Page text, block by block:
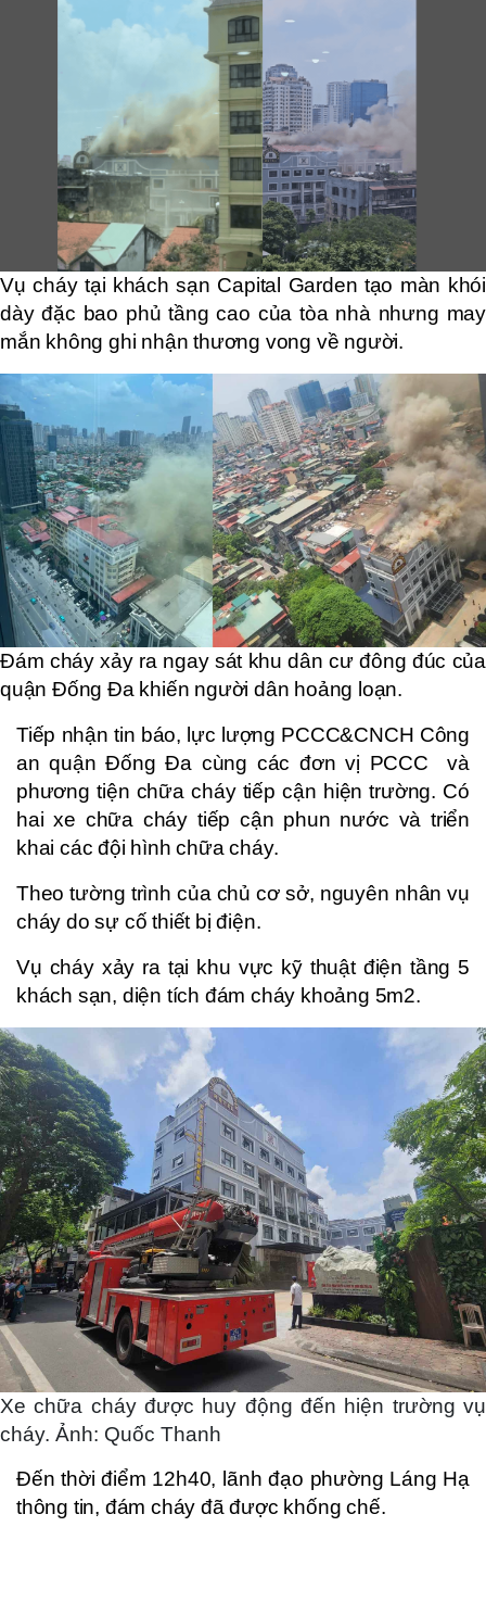
Vụ cháy tại khách sạn Capital Garden tạo màn khói
dày đặc bao phủ tầng cao của tòa nhà nhưng may
mắn không ghi nhận thương vong về người.
Đám cháy xảy ra ngay sát khu dân cư đông đúc của
quận Đống Đa khiến người dân hoảng loạn.
Tiếp nhận tin báo, lực lượng PCCC&CNCH Công
an quận Đống Đa cùng các đơn vị PCCC và
phương tiện chữa cháy tiếp cận hiện trường. Có
hai xe chữa cháy tiếp cận phun nước và triển
khai các đội hình chữa cháy.
Theo tường trình của chủ cơ sở, nguyên nhân vụ
cháy do sự cố thiết bị điện.
Vụ cháy xảy ra tại khu vực kỹ thuật điện tầng 5
khách sạn, diện tích đám cháy khoảng 5m2.
Xe chữa cháy được huy động đến hiện trường vụ
cháy. Ảnh: Quốc Thanh
Đến thời điểm 12h40, lãnh đạo phường Láng Hạ
thông tin, đám cháy đã được khống chế.